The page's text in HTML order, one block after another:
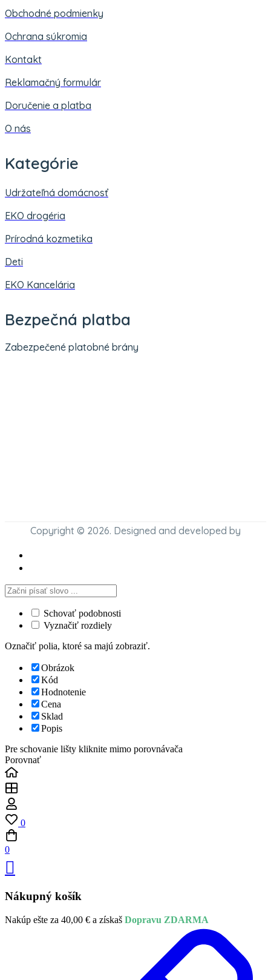
Obchodné podmienky
Ochrana súkromia
Kontakt
Reklamačný formulár
Doručenie a platba
O nás
Kategórie
Udržateľná domácnosť
EKO drogéria
Prírodná kozmetika
Deti
EKO Kancelária
Bezpečná platba
Zabezpečené platobné brány
Copyright © 2026. Designed and developed by
Schovať podobnosti
Vyznačiť rozdiely
Označiť polia, ktoré sa majú zobraziť.
Obrázok
Kód
Hodnotenie
Cena
Sklad
Popis
Pre schovanie lišty kliknite mimo porovnávača
Porovnať
0
0
Nákupný košík
Nakúp ešte za 40,00 € a získaš Dopravu ZDARMA